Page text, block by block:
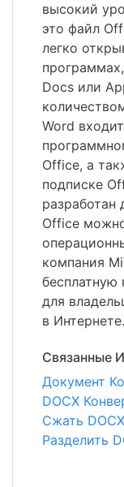
высокий
это файл
легко
Docs или
Word
Office, а
подписке
разработан
Office
компания
для
в Интернете.
Связанные
Документ
DOCX
Сжать DOCX
Разделить